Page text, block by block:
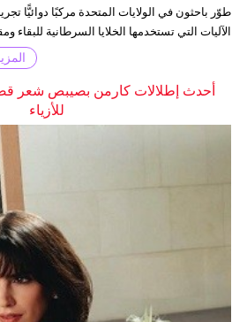
طوّر باحثون في الولايات المتحدة مركبًا دوائيًّا
الآليات التي تستخدمها الخلايا السرطانية للبقاء
أحدث إطلالات كارمن بصيبص شعر
للأزياء